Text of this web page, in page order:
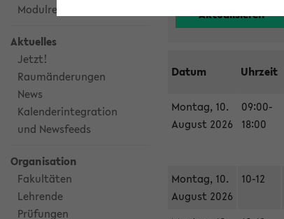
Modulrecherche
Aktuelles
Jetzt!
Raumänderungen
News
Kalenderintegration
und Newsfeeds
Organisation
Fakultäten
Lehrende
Prüfungen
Datum Uhrzeit
Montag, 10.
August 2026
09:00-
18:00
Montag, 10.
August 2026
10-12